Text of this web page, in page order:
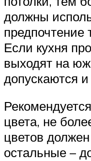
должны
предпочтение
Если кухня
выходят на
допускаются
цвета, не
цветов
остальные –